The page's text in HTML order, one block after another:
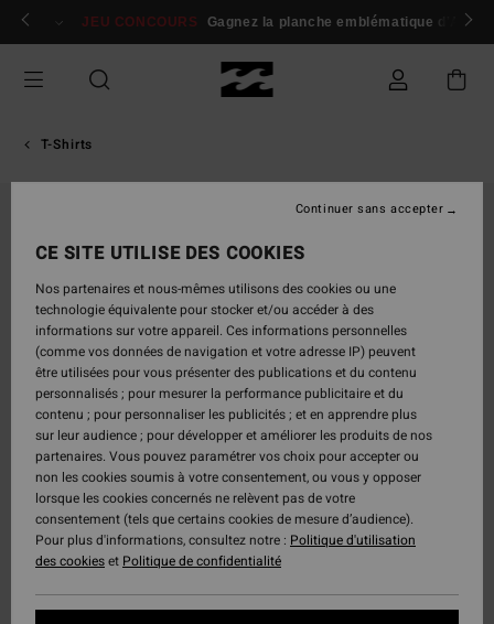
Passer
Se connecter / s'inscrire
JEU CONCOURS Gagnez la planche emblématique d'Andy
T-Shirts
CE SITE UTILISE DES COOKIES
Nos partenaires et nous-mêmes utilisons des cookies ou une
technologie équivalente pour stocker et/ou accéder à des
informations sur votre appareil. Ces informations personnelles
(comme vos données de navigation et votre adresse IP) peuvent
être utilisées pour vous présenter des publications et du contenu
personnalisés ; pour mesurer la performance publicitaire et du
contenu ; pour personnaliser les publicités ; et en apprendre plus
sur leur audience ; pour développer et améliorer les produits de nos
partenaires. Vous pouvez paramétrer vos choix pour accepter ou
non les cookies soumis à votre consentement, ou vous y opposer
lorsque les cookies concernés ne relèvent pas de votre
consentement (tels que certains cookies de mesure d’audience).
Pour plus d'informations, consultez notre : Politique d'utilisation
des cookieset Politique de confidentialité
Continuer sans accepter